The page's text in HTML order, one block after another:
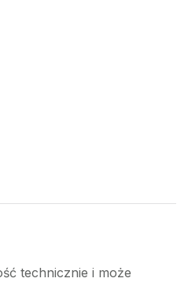
technicznie i może